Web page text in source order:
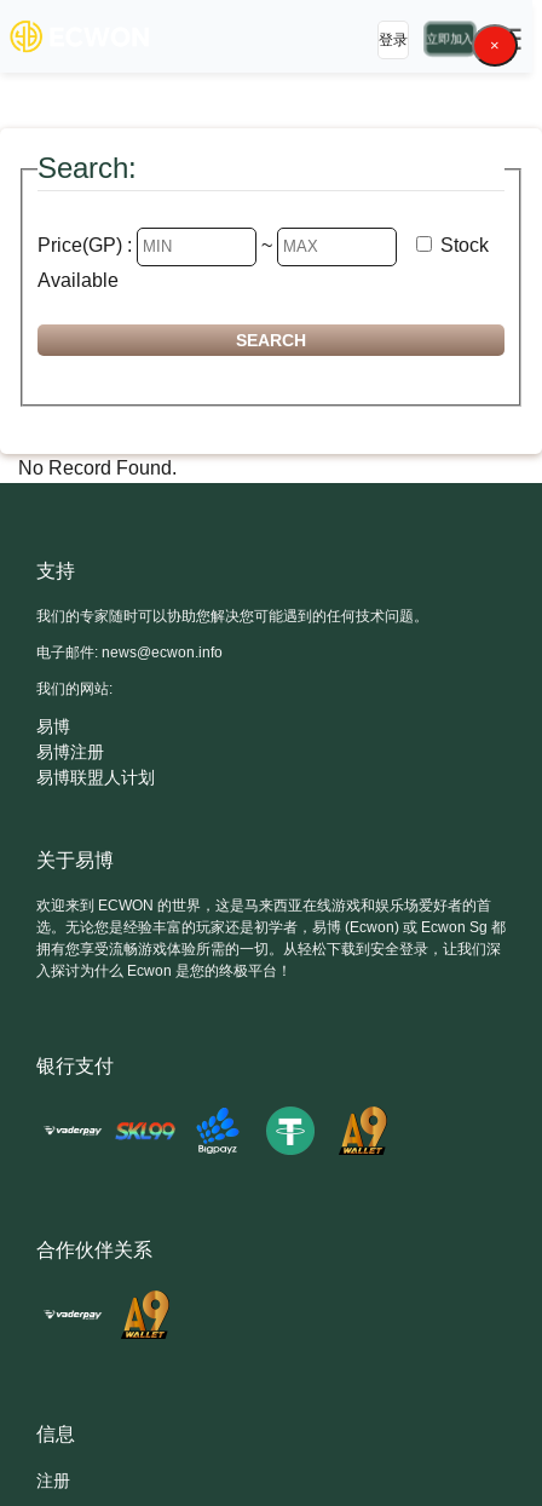
登录 立即加入 ×☰
Search:
Price(GP) : ~
Stock
Available
No Record Found.
支持
我们的专家随时可以协助您解决您可能遇到的任何技术问题。
电子邮件: news@ecwon.info
我们的网站:
易博
易博注册
易博联盟人计划
关于易博
欢迎来到 ECWON 的世界，这是马来西亚在线游戏和娱乐场爱好者的首
选。无论您是经验丰富的玩家还是初学者，易博 (Ecwon) 或 Ecwon Sg 都
拥有您享受流畅游戏体验所需的一切。从轻松下载到安全登录，让我们深
入探讨为什么 Ecwon 是您的终极平台！
银行支付
合作伙伴关系
信息
注册